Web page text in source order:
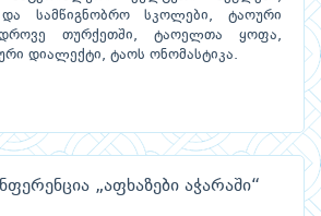
სამწიგნობრო სკოლები, ტაოური
თურქეთში, ტაოელთა ყოფა,
დიალექტი, ტაოს ონომასტიკა.
„აფხაზები აჭარაში“